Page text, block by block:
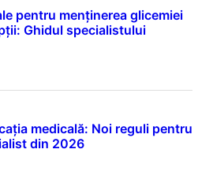
pentru menținerea glicemiei
Ghidul specialistului
medicală: Noi reguli pentru
din 2026